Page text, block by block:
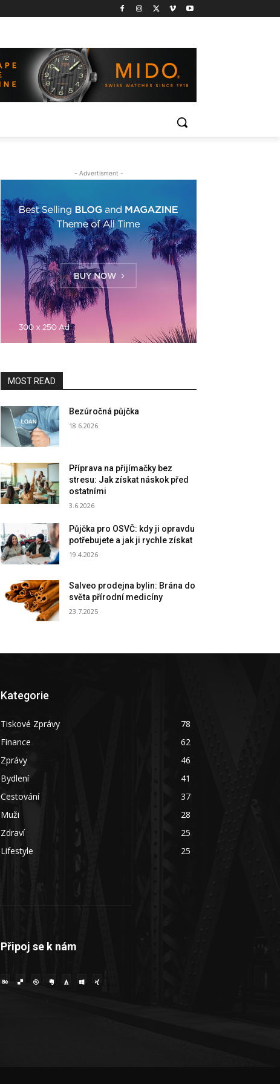
- Advertisment -
MOST READ
Bezúročná půjčka
18.6.2026
Příprava na přijímačky bez
stresu: Jak získat náskok před
ostatními
3.6.2026
Půjčka pro OSVČ: kdy ji opravdu
potřebujete a jak ji rychle získat
19.4.2026
Salveo prodejna bylin: Brána do
světa přírodní medicíny
23.7.2025
Kategorie
Tiskové Zprávy
78
Finance
62
Zprávy
46
Bydlení
41
Cestování
37
Muži
28
Zdraví
25
Lifestyle
25
Připoj se k nám